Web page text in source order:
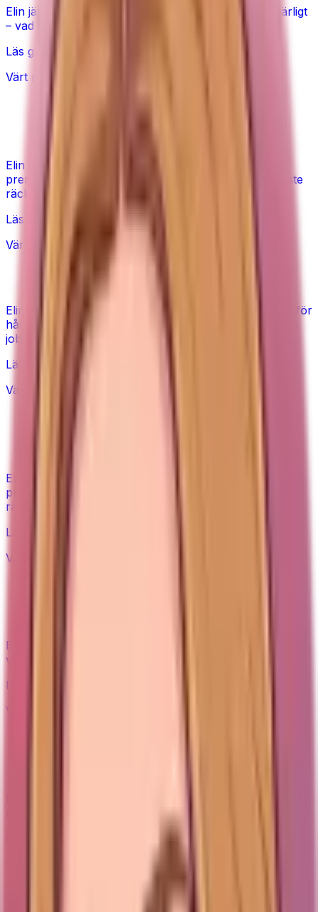
Elin jämför en dyr tornfläkt och en billig bordsfläkt ärligt
– vad du betalar för och när budget räcker.
Läs guiden
Värt priset?
Dyson Airwrap eller varmluftsborste
– värt priset?
Elin går igenom vad du faktiskt får med
premiumverktyget och när en prisvärd varmluftsborste
räcker.
Läs guiden
Värt priset?
Moroccanoil hårolja – värt priset?
Elin går igenom Moroccanoils ingredienser ärligt – varför
håroljan ger glans, och om en billigare olja gör samma
jobb.
Läs guiden
Värt priset?
Dyr plattång eller budget – behöver
du den dyra?
Elin jämför dyra och billiga plattänger ärligt – när
premium är värt det, och när en prisvärd plattång
räcker.
Läs guiden
Värt priset?
Elin jämför premium- och budgettorrschampo ärligt –
vad du betalar extra för och när det billiga räcker.
Läs guiden
Värt priset?
Hårinpackning – är salongsmärket
när den dyrare masken är värd det.
Hyaluronsyra: dyrt vs budget – värt